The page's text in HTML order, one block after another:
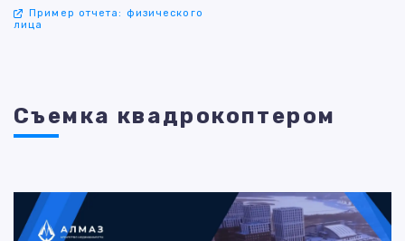
Пример отчета: физического
лица
Съемка квадрокоптером